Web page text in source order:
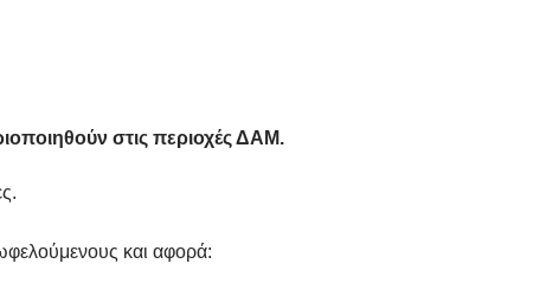
στις περιοχές ΔΑΜ.
και αφορά: